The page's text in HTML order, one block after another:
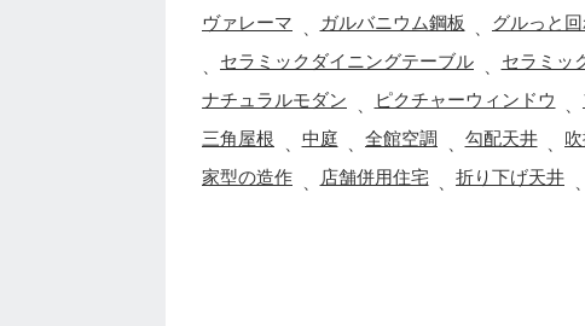
ヴァレーマ
、ガルバニウム鋼板 グルっと
セラミックダイニングテーブル 、セラミッ
ナチュラルモダン
、ピクチャーウィンドウ
三角屋根
、中庭 全館空調 、勾配天井
家型の造作
、店舗併用住宅 折り下げ天井